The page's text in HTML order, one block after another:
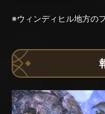
※ウィンディヒル地方の